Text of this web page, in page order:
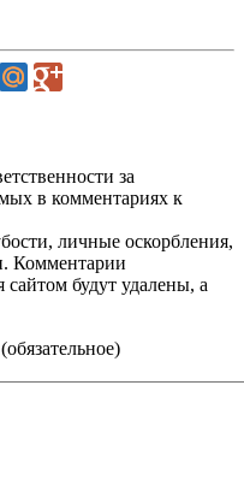
за
в комментариях к
личные оскорбления,
Комментарии
будут удалены, а